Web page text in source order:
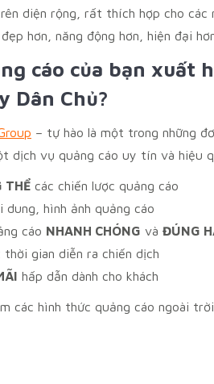
diện rộng, rất thích hợp cho các
hơn, năng động hơn, hiện đại
cáo của bạn xuất
Dân Chủ?
– tự hào là một trong những
dịch vụ quảng cáo uy tín và hiệu
THỂ các chiến lược quảng cáo
dung, hình ảnh quảng cáo
cáo NHANH CHÓNG và ĐÚNG
gian diễn ra chiến dịch
hấp dẫn dành cho khách
các hình thức quảng cáo ngoài